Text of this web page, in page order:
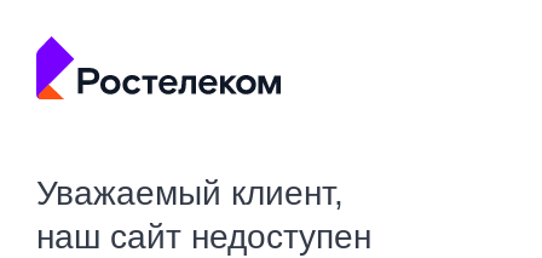
Уважаемый клиент,
наш сайт недоступен